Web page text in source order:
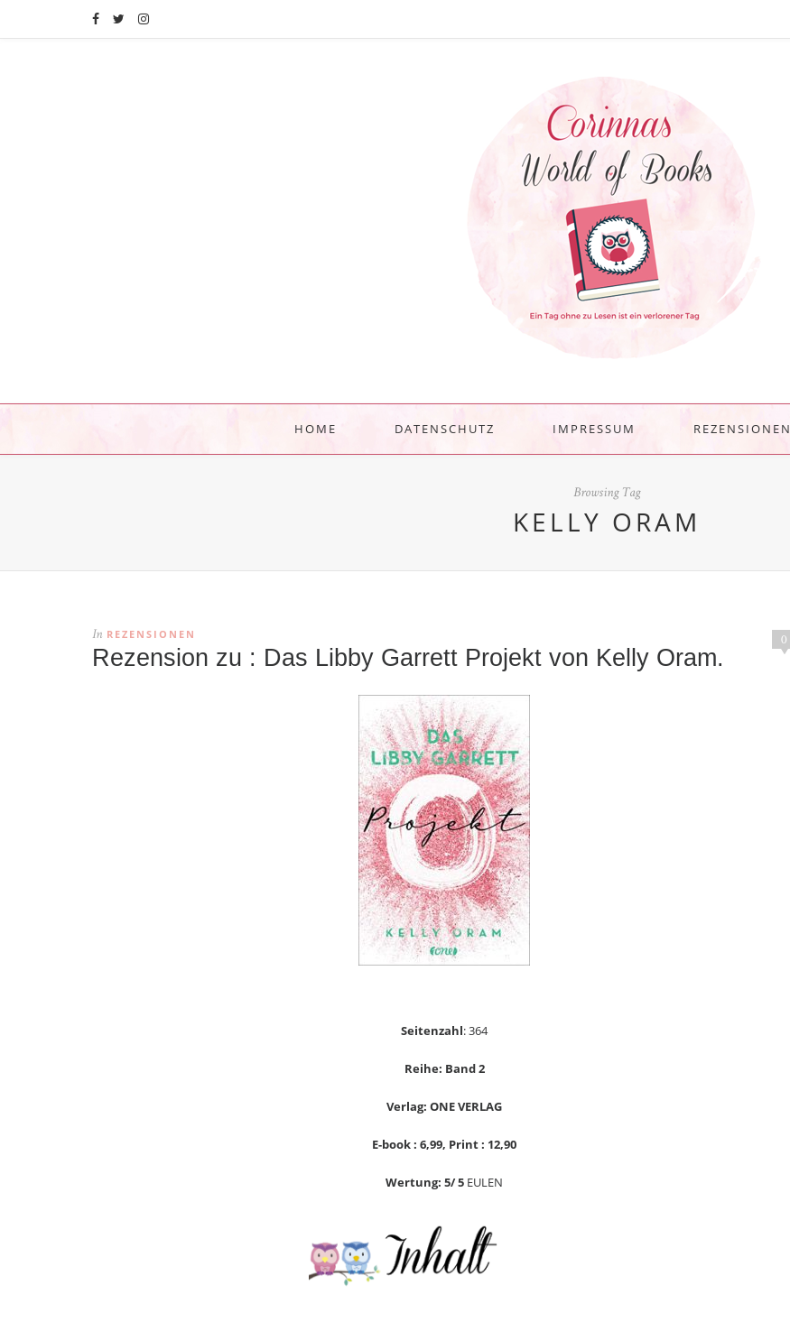
HOME DATENSCHUTZ IMPRESSUM REZENSIONEN
Browsing Tag
KELLY ORAM
0
In REZENSIONEN
Rezension zu : Das Libby Garrett Projekt von Kelly Oram.
Seitenzahl: 364
Reihe: Band 2
Verlag: ONE VERLAG
E-book : 6,99, Print : 12,90
Wertung: 5/ 5 EULEN